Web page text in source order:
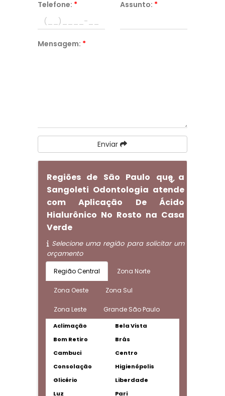
Telefone: * Assunto: *
Mensagem: *
Enviar
Regiões de São Paulo que a
Sangoleti Odontologia atende
com Aplicação De Ácido
Hialurônico No Rosto na Casa
Verde
Selecione uma região para solicitar um
orçamento
Região Central Zona Norte
Zona Oeste Zona Sul
Zona Leste Grande São Paulo
Aclimação
Bela Vista
Bom Retiro
Brás
Cambuci
Centro
Consolação
Higienópolis
Glicério
Liberdade
Luz
Pari